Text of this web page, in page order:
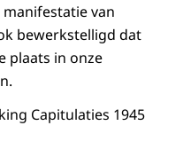
van
bewerkstelligd dat
plaats in onze
Capitulaties 1945